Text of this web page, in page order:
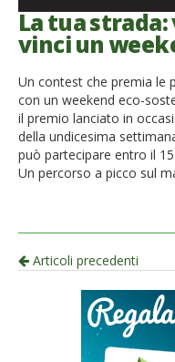
La tua
vinci un
Un contest che premia le
con un weekend eco-
il premio lanciato in
della undicesima
può partecipare entro il
Un percorso a picco sul
articolo
Articoli precedenti